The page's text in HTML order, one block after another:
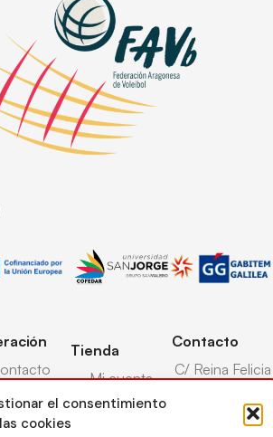
el consentimiento
cookies
Árbitros
Tienda
Mi cuenta
Carrito
Contacto
C/ Reina Felicia
50003,
Zaragoza